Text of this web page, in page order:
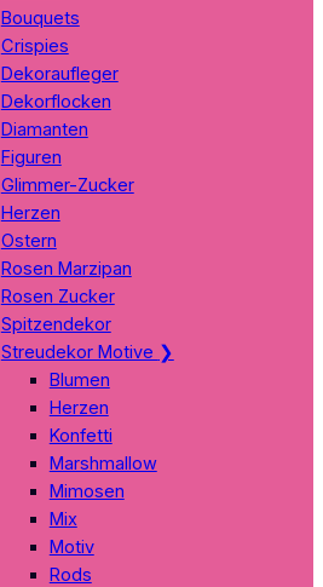
Bouquets
Crispies
Dekoraufleger
Dekorflocken
Diamanten
Figuren
Glimmer-Zucker
Herzen
Ostern
Rosen Marzipan
Rosen Zucker
Spitzendekor
Streudekor Motive ❯
Blumen
Herzen
Konfetti
Marshmallow
Mimosen
Mix
Motiv
Rods